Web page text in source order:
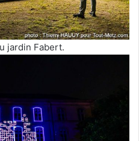
jardin Fabert.